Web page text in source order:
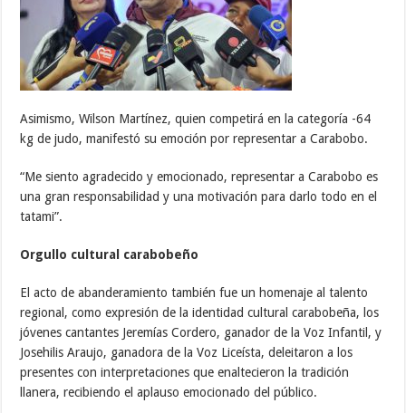
Asimismo, Wilson Martínez, quien competirá en la categoría -64
kg de judo, manifestó su emoción por representar a Carabobo.
“Me siento agradecido y emocionado, representar a Carabobo es
una gran responsabilidad y una motivación para darlo todo en el
tatami”.
Orgullo cultural carabobeño
El acto de abanderamiento también fue un homenaje al talento
regional, como expresión de la identidad cultural carabobeña, los
jóvenes cantantes Jeremías Cordero, ganador de la Voz Infantil, y
Josehilis Araujo, ganadora de la Voz Liceísta, deleitaron a los
presentes con interpretaciones que enaltecieron la tradición
llanera, recibiendo el aplauso emocionado del público.